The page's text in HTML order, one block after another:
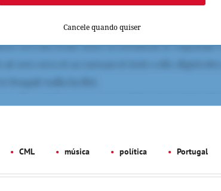
Cancele quando quiser
CML música política Portugal